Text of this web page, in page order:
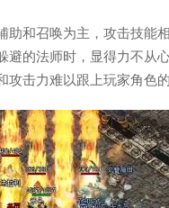
助和召唤为主，攻击技能
避的法师时，显得力不
攻击力难以跟上玩家角色